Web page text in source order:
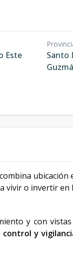
Este
Santo
o invertir en
y con
y